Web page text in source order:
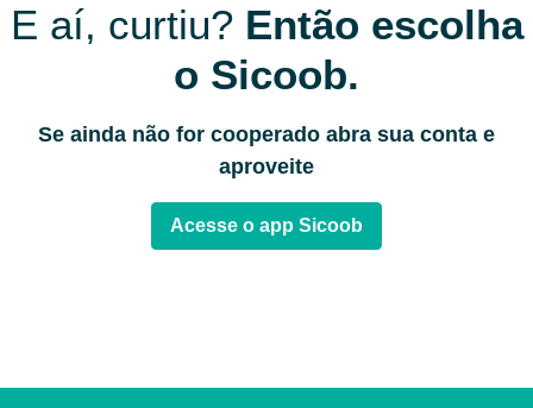
E aí, curtiu? Então escolha
o Sicoob.
Se ainda não for cooperado abra sua conta e
aproveite
Acesse o app Sicoob